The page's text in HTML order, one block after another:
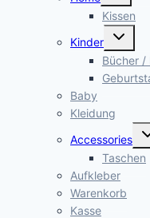
Kissen
Kinder
öffnen
Bücher /
Baby
Kleidung
Accessories
Taschen
Aufkleber
Warenkorb
Kasse